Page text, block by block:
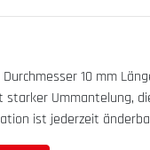
10 mm
starker Ummantelung,
ist jederzeit